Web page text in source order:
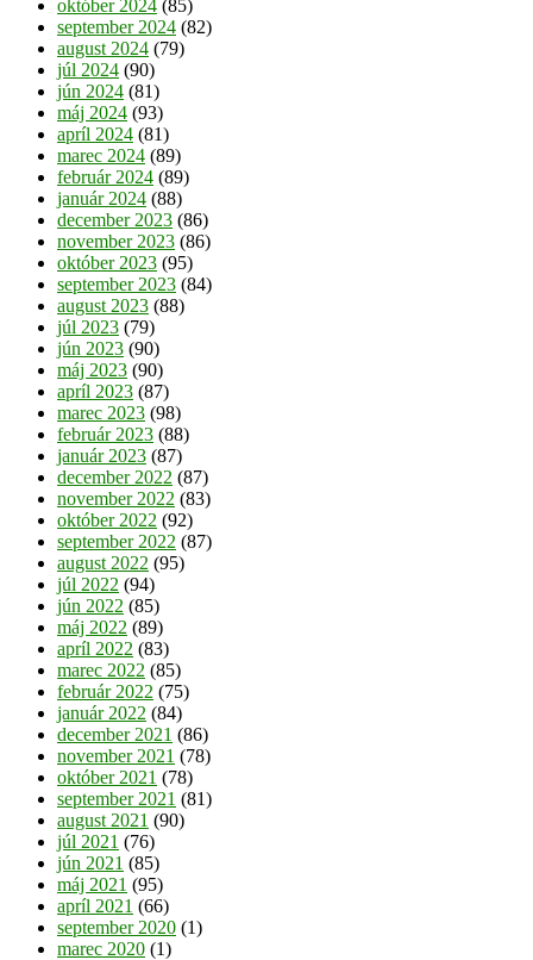
október 2024 (85)
september 2024 (82)
august 2024 (79)
júl 2024 (90)
jún 2024 (81)
máj 2024 (93)
apríl 2024 (81)
marec 2024 (89)
február 2024 (89)
január 2024 (88)
december 2023 (86)
november 2023 (86)
október 2023 (95)
september 2023 (84)
august 2023 (88)
júl 2023 (79)
jún 2023 (90)
máj 2023 (90)
apríl 2023 (87)
marec 2023 (98)
február 2023 (88)
január 2023 (87)
december 2022 (87)
november 2022 (83)
október 2022 (92)
september 2022 (87)
august 2022 (95)
júl 2022 (94)
jún 2022 (85)
máj 2022 (89)
apríl 2022 (83)
marec 2022 (85)
február 2022 (75)
január 2022 (84)
december 2021 (86)
november 2021 (78)
október 2021 (78)
september 2021 (81)
august 2021 (90)
júl 2021 (76)
jún 2021 (85)
máj 2021 (95)
apríl 2021 (66)
september 2020 (1)
marec 2020 (1)